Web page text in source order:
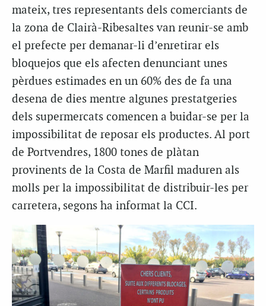
mateix, tres representants dels comerciants de
la zona de Clairà-Ribesaltes van reunir-se amb
el prefecte per demanar-li d’enretirar els
bloquejos que els afecten denunciant unes
pèrdues estimades en un 60% des de fa una
desena de dies mentre algunes prestatgeries
dels supermercats comencen a buidar-se per la
impossibilitat de reposar els productes. Al port
de Portvendres, 1800 tones de plàtan
provinents de la Costa de Marfil maduren als
molls per la impossibilitat de distribuir-les per
carretera, segons ha informat la CCI.